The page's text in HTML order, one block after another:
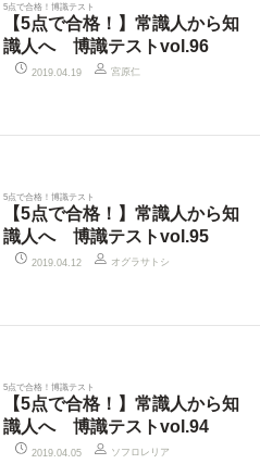
5点で合格！博識テスト
【5点で合格！】常識人から知
識人へ 博識テストvol.96
2019.04.19 宮原仁
5点で合格！博識テスト
【5点で合格！】常識人から知
識人へ 博識テストvol.95
2019.04.12 オグラサトシ
5点で合格！博識テスト
【5点で合格！】常識人から知
識人へ 博識テストvol.94
2019.04.05 ソフロレリア